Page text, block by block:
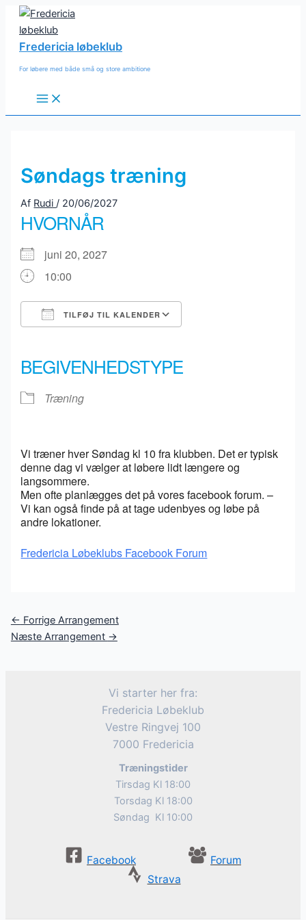
indholdet
Fredericia løbeklub
For løbere med både små og store ambitione
Main
Menu
Søndags træning
Af Rudi/ 20/06/2027
HVORNÅR
juni 20, 2027
10:00
TILFØJ TIL KALENDER
BEGIVENHEDSTYPE
Træning
Vi træner hver Søndag kl 10 fra klubben. Det er typisk
denne dag vi vælger at løbere lidt længere og
langsommere.
Men ofte planlægges det på vores facebook forum. –
Vi kan også finde på at tage udenbyes og løbe på
andre lokationer.
Fredericia Løbeklubs Facebook Forum
Post
navigation
← Forrige Arrangement
Næste Arrangement →
Vi starter her fra:
Fredericia Løbeklub
Vestre Ringvej 100
7000 Fredericia
Træningstider
Tirsdag Kl 18:00
Torsdag Kl 18:00
Søndag Kl 10:00
Facebook
Forum
Strava